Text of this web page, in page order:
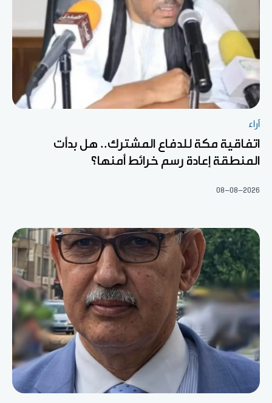
آراء
اتفاقية مكة للدفاع المشترك.. هل بدأت
المنطقة إعادة رسم خرائط أمنها؟
08-08-2026